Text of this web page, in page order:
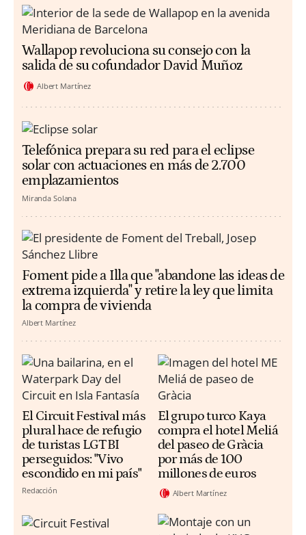
Wallapop revoluciona su consejo con la
salida de su cofundador David Muñoz
Albert Martínez
Telefónica prepara su red para el eclipse
solar con actuaciones en más de 2.700
emplazamientos
Miranda Solana
Foment pide a Illa que "abandone las ideas de
extrema izquierda" y retire la ley que limita
la compra de vivienda
Albert Martínez
El Circuit Festival más
plural hace de refugio
de turistas LGTBI
perseguidos: "Vivo
escondido en mi país"
Redacción
El grupo turco Kaya
compra el hotel Meliá
del paseo de Gràcia
por más de 100
millones de euros
Albert Martínez